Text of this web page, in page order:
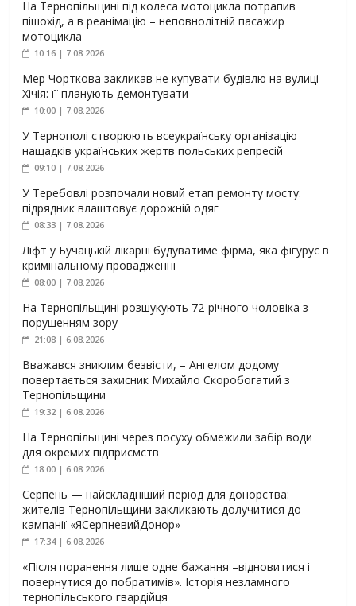
На Тернопільщині під колеса мотоцикла потрапив
пішохід, а в реанімацію – неповнолітній пасажир
мотоцикла
10:16 | 7.08.2026
Мер Чорткова закликав не купувати будівлю на вулиці
Хічія: її планують демонтувати
10:00 | 7.08.2026
У Тернополі створюють всеукраїнську організацію
нащадків українських жертв польських репресій
09:10 | 7.08.2026
У Теребовлі розпочали новий етап ремонту мосту:
підрядник влаштовує дорожній одяг
08:33 | 7.08.2026
Ліфт у Бучацькій лікарні будуватиме фірма, яка фігурує в
кримінальному провадженні
08:00 | 7.08.2026
На Тернопільщині розшукують 72-річного чоловіка з
порушенням зору
21:08 | 6.08.2026
Вважався зниклим безвісти, – Ангелом додому
повертається захисник Михайло Скоробогатий з
Тернопільщини
19:32 | 6.08.2026
На Тернопільщині через посуху обмежили забір води
для окремих підприємств
18:00 | 6.08.2026
Серпень — найскладніший період для донорства:
жителів Тернопільщини закликають долучитися до
кампанії «ЯСерпневийДонор»
17:34 | 6.08.2026
«Після поранення лише одне бажання –відновитися і
повернутися до побратимів». Історія незламного
тернопільського гвардійця